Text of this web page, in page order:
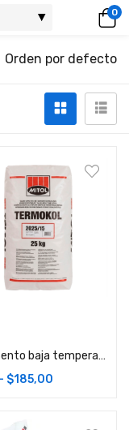
0
Orden por defecto
Pegamento baja temperatura
$185,00